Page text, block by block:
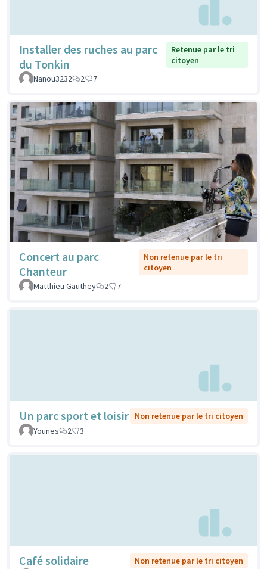
Installer des ruches au parc
du Tonkin
Retenue par le tri
citoyen
Nanou3232
2 7
Concert au parc
Chanteur
Non retenue par le tri
citoyen
Matthieu Gauthey
2 7
Un parc sport et loisir
Non retenue par le tri citoyen
Younes
2 3
Café solidaire
Non retenue par le tri citoyen